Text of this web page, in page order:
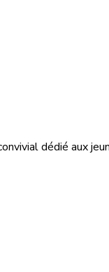
dédié aux